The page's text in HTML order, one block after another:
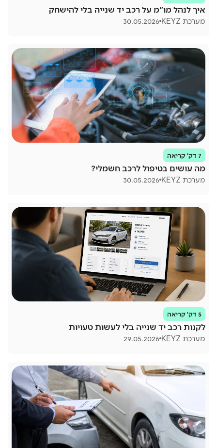
איך לנהל מו"מ על רכב יד שנייה בלי להישחק
מערכת KEYZ 30.05.2026
7 דק׳ קריאה
מה עושים בטיפול לרכב חשמלי?
מערכת KEYZ 30.05.2026
5 דק׳ קריאה
לקנות רכב יד שנייה בלי לעשות טעויות
מערכת KEYZ 29.05.2026